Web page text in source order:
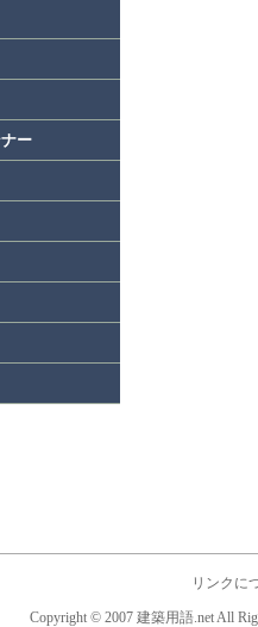
ー
リンクに
Copyright © 2007 建築用語.net All